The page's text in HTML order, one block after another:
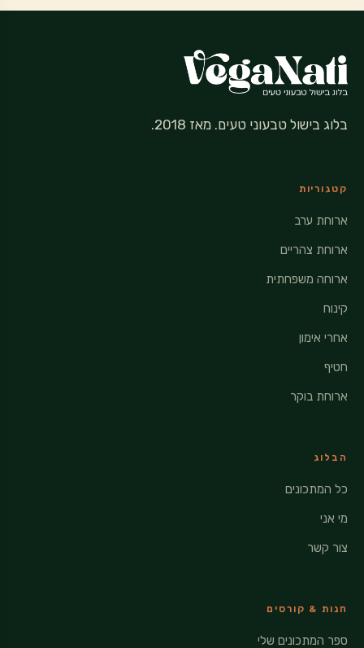
בלוג בישול טבעוני טעים. מאז 2018.
קטגוריות
ארוחת ערב
ארוחת צהריים
ארוחה משפחתית
קינוח
אחרי אימון
חטיף
ארוחת בוקר
הבלוג
כל המתכונים
מי אני
צור קשר
חנות & קורסים
ספר המתכונים שלי